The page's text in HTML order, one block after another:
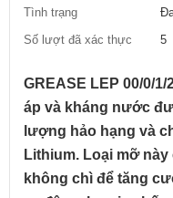
Tình trạng
Số lượt đã xác thực
5
GREASE LEP 00/0/
áp và kháng nước
lượng hảo hạng và
Lithium. Loại mỡ
không chì để tăng